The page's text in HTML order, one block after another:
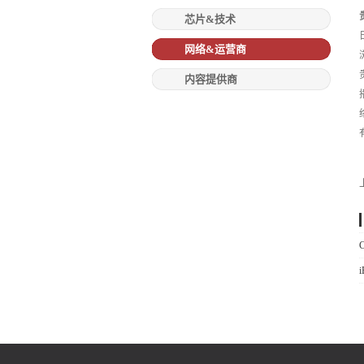
芯片&技术
网络&运营商
内容提供商